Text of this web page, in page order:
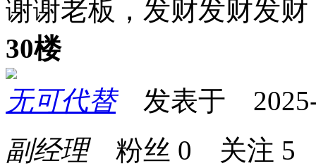
谢谢老板，发财发财发财
30楼
无可代替发表于 2025-
副经理粉丝 0 关注 5